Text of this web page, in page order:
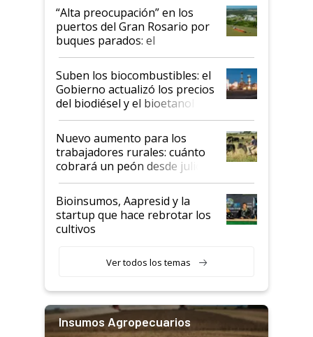
“Alta preocupación” en los
puertos del Gran Rosario por
buques parados: el
funcionamiento de las
exportadoras en tensión tras
la medida de fuerza de los
prácticos
Suben los biocombustibles: el
Gobierno actualizó los precios
del biodiésel y el bioetanol
Nuevo aumento para los
trabajadores rurales: cuánto
cobrará un peón desde julio
Bioinsumos, Aapresid y la
startup que hace rebrotar los
cultivos
Ver todos los temas
Insumos Agropecuarios